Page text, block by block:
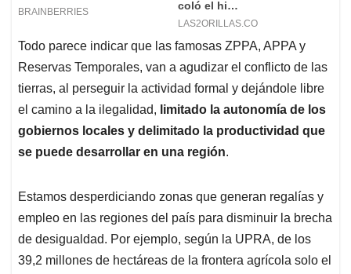
Todo parece indicar que las famosas ZPPA, APPA y
Reservas Temporales, van a agudizar el conflicto de las
tierras, al perseguir la actividad formal y dejándole libre
el camino a la ilegalidad, limitado la autonomía de los
gobiernos locales y delimitado la productividad que
se puede desarrollar en una región.
Estamos desperdiciando zonas que generan regalías y
empleo en las regiones del país para disminuir la brecha
de desigualdad. Por ejemplo, según la UPRA, de los
39,2 millones de hectáreas de la frontera agrícola solo el